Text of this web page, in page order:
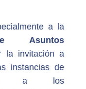
a la
Asuntos
la invitación a
instancias de
a los